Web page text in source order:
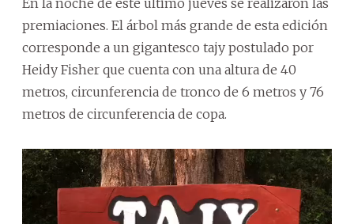
premiaciones. El árbol más grande de esta edición
corresponde a un gigantesco tajy postulado por
Heidy Fisher que cuenta con una altura de 40
metros, circunferencia de tronco de 6 metros y 76
metros de circunferencia de copa.